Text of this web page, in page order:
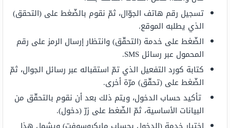
تسجيل رقم هاتف الجوّال، ثمّ نقوم بالضّغط على (التحقق)
الذي يطلبه الموقع.
الضّغط على خدمة (التحقّق) وانتظار إرسال الرمز على رقم
المحمول عبر رسائل SMS.
كتابة كورد التفعيل الذي تمّ استقباله عبر رسائل الجوال، ثمّ
الضّغط على (تحقّق) مرّة أخرى.
تأكيد حساب الدخول، ويتم ذلك بعد أن نقوم بالتحقّق من
البيانات الأساسية، ثمّ الضّغط على زرّ (دخول).